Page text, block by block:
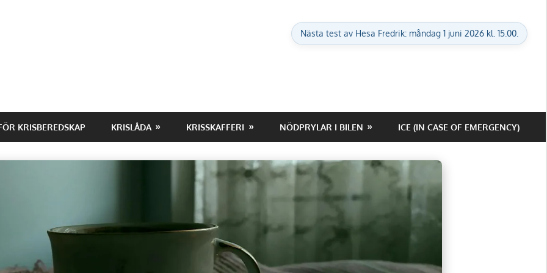
Nästa test av Hesa Fredrik: måndag 1 juni 2026 kl. 15.00.
KRISBEREDSKAP KRISLÅDA KRISSKAFFERI NÖDPRYLAR I BILEN ICE (IN CASE OF EMERGENCY)